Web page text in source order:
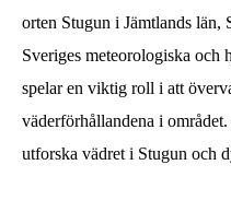
orten Stugun i Jämtlands län,
Sveriges meteorologiska
spelar en viktig roll i att
väderförhållandena i
utforska vädret i Stugun och